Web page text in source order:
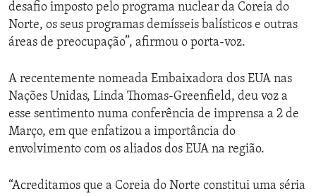
desafio imposto pelo programa nuclear da Coreia do
Norte, os seus programas demísseis balísticos e outras
áreas de preocupação”, afirmou o porta-voz.
A recentemente nomeada Embaixadora dos EUA nas
Nações Unidas, Linda Thomas-Greenfield, deu voz a
esse sentimento numa conferência de imprensa a 2 de
Março, em que enfatizou a importância do
envolvimento com os aliados dos EUA na região.
“Acreditamos que a Coreia do Norte constitui uma séria